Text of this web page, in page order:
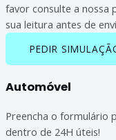
favor consulte a nossa
sua leitura antes de
PEDIR
Automóvel
Preencha o formulário
dentro de 24H úteis!